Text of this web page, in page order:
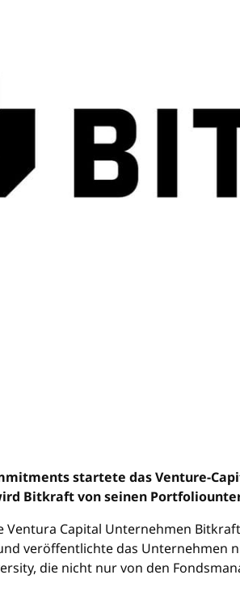
startete das Venture-
Bitkraft von seinen
Ventura Capital Unternehmen
veröffentlichte das Unternehmen
die nicht nur von den